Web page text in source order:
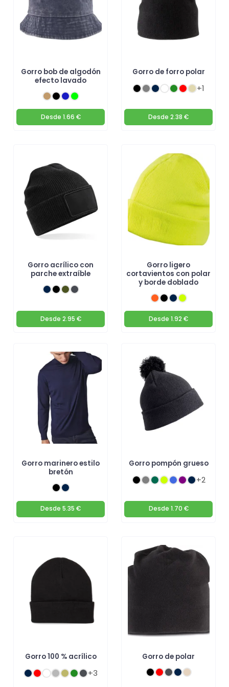
Gorro bob de algodón
efecto lavado
Desde 1.66 €
Gorro de forro polar
+1
Desde 2.38 €
Gorro acrílico con
parche extraíble
Desde 2.95 €
Gorro ligero
cortavientos con polar
y borde doblado
Desde 1.92 €
Gorro marinero estilo
bretón
Desde 5.35 €
Gorro pompón grueso
+2
Desde 1.70 €
Gorro 100 % acrílico
+3
Gorro de polar